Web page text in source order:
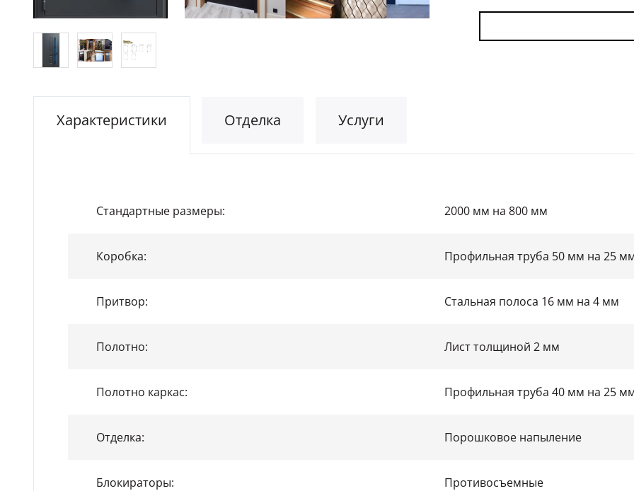
На этаж
Для общественных зданий (34)
Характеристики Отделка Услуги
Стандартные размеры: 2000 мм на 800 мм
Коробка: Профильная труба 50 мм на 25
Притвор: Стальная полоса 16 мм на 4 мм
Полотно: Лист толщиной 2 мм
Полотно каркас: Профильная труба 40 мм на 25
Отделка: Порошковое напыление
Блокираторы: Противосъемные